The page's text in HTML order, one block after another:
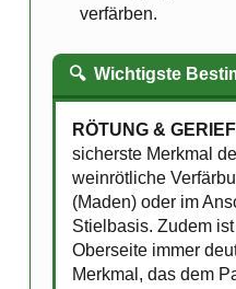
verfärben.
🔍 Wichtigste
RÖTUNG &
sicherste Merkmal
weinrötliche
(Maden) oder im
Stielbasis. Zudem
Oberseite immer
Merkmal, das dem